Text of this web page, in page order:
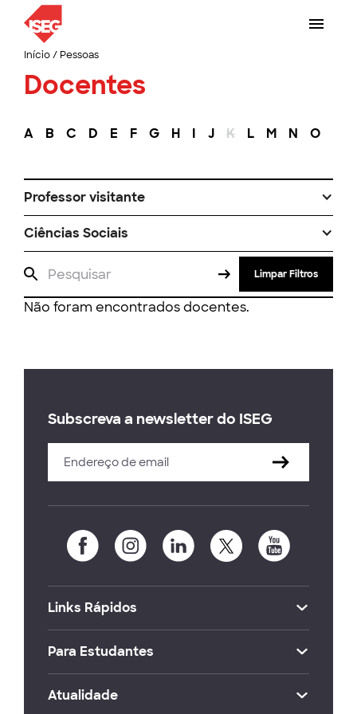
Início/ Pessoas
Docentes
A B C D E F G H I J K L M N O
Professor visitante
Ciências Sociais
Limpar Filtros
Não foram encontrados docentes.
Subscreva a newsletter do ISEG
Links Rápidos
Para Estudantes
Atualidade